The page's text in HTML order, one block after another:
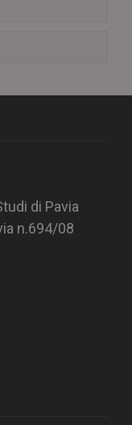
di Pavia
n.694/08